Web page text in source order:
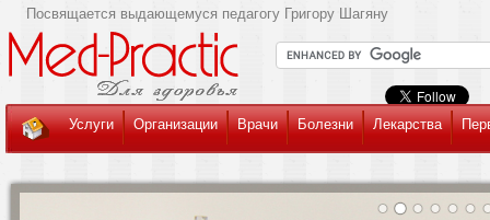
Посвящается выдающемуся педагогу Григору Шагяну
Услуги Организации Врачи Болезни Лекарства